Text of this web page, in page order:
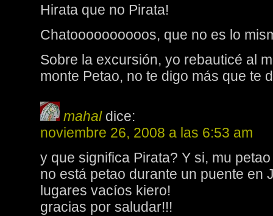
Hirata que no Pirata!
Chatoooooooooos, que no es lo
Sobre la excursión, yo rebauticé al
monte Petao, no te digo más que te
mahal dice:
noviembre 26, 2008 a las 6:53 am
y que significa Pirata? Y si, mu
no está petao durante un puente en
lugares vacíos kiero!
gracias por saludar!!!